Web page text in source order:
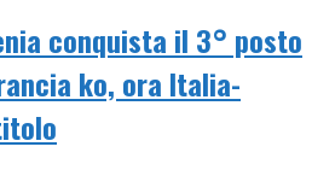
conquista il 3° posto
ko, ora Italia-